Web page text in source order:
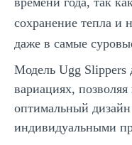
сохранение тепла и
даже в самые
Модель Ugg Slippers
вариациях,
оптимальный
индивидуальными